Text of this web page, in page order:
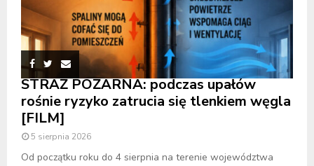
STRAŻ POŻARNA: podczas upałów
rośnie ryzyko zatrucia się tlenkiem węgla
[FILM]
5 sierpnia 2026
Od początku roku do 4 sierpnia na terenie województwa